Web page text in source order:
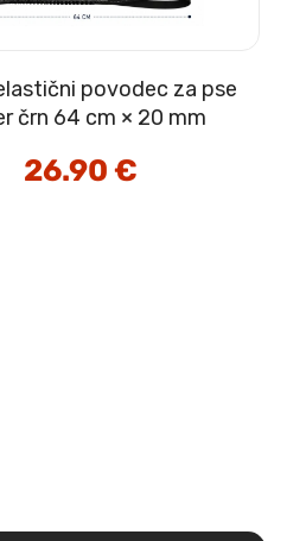
povodec za pse
črn 64 cm × 20 mm
26.90€